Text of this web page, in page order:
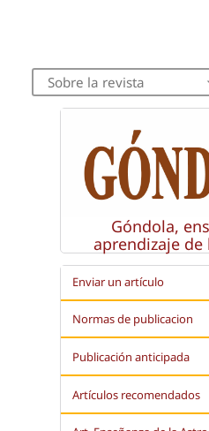
Sobre la revista
Góndola,
aprendizaje de
Enviar un artículo
Normas de publicacion
Publicación anticipada
Artículos recomendados